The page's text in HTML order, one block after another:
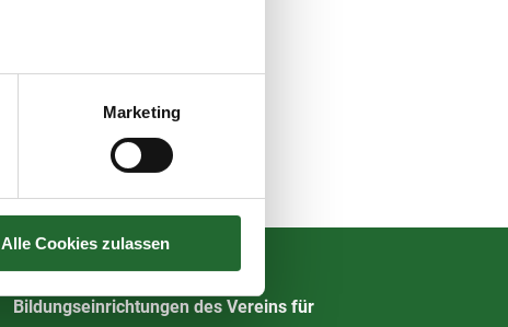
Marketing
Alle Cookies zulassen
Bildungseinrichtungen des Vereins für